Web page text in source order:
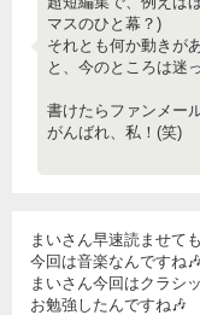
マスのひと幕？)
それとも何か動きが
と、今のところは迷
書けたらファンメー
がんばれ、私！(笑)
まいさん早速読ませて
今回は音楽なんですね
まいさん今回はクラシ
お勉強したんですね🎶